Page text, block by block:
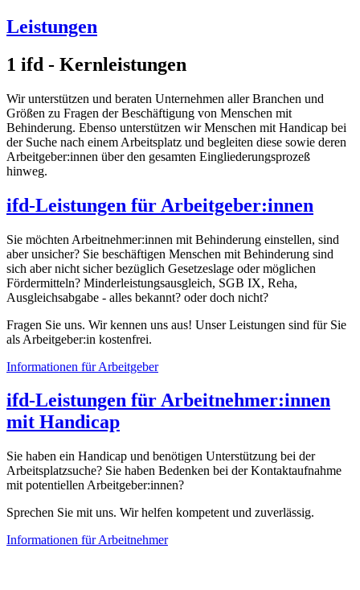
Leistungen
1 ifd - Kernleistungen
Wir unterstützen und beraten Unternehmen aller Branchen und
Größen zu Fragen der Beschäftigung von Menschen mit
Behinderung. Ebenso unterstützen wir Menschen mit Handicap bei
der Suche nach einem Arbeitsplatz und begleiten diese sowie deren
Arbeitgeber:innen über den gesamten Eingliederungsprozeß
hinweg.
ifd-Leistungen für Arbeitgeber:innen
Sie möchten Arbeitnehmer:innen mit Behinderung einstellen, sind
aber unsicher? Sie beschäftigen Menschen mit Behinderung sind
sich aber nicht sicher bezüglich Gesetzeslage oder möglichen
Fördermitteln? Minderleistungsausgleich, SGB IX, Reha,
Ausgleichsabgabe - alles bekannt? oder doch nicht?
Fragen Sie uns. Wir kennen uns aus! Unser Leistungen sind für Sie
als Arbeitgeber:in kostenfrei.
Informationen für Arbeitgeber
ifd-Leistungen für Arbeitnehmer:innen
mit Handicap
Sie haben ein Handicap und benötigen Unterstützung bei der
Arbeitsplatzsuche? Sie haben Bedenken bei der Kontaktaufnahme
mit potentiellen Arbeitgeber:innen?
Sprechen Sie mit uns. Wir helfen kompetent und zuverlässig.
Informationen für Arbeitnehmer